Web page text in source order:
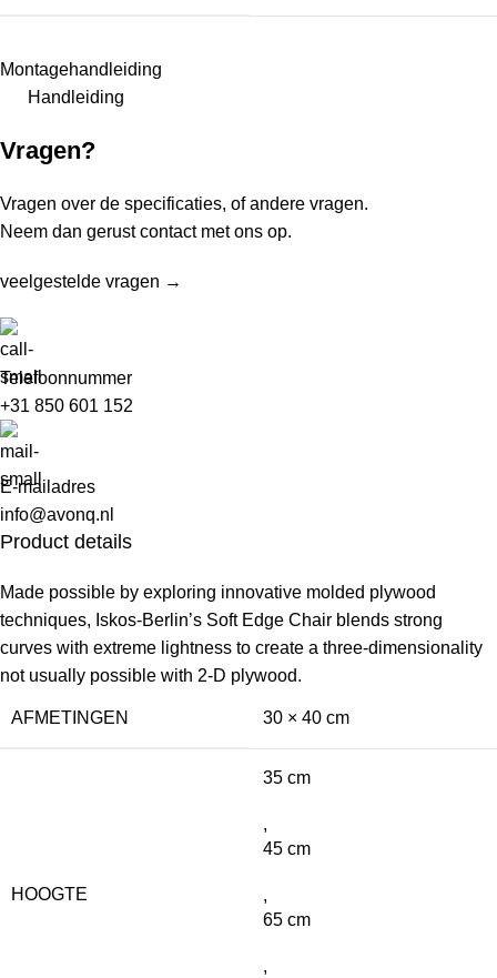
Montagehandleiding
Handleiding
Vragen?
Vragen over de specificaties, of andere vragen.
Neem dan gerust contact met ons op.
veelgestelde vragen →
Telefoonnummer
+31 850 601 152
E-mailadres
info@avonq.nl
Product details
Made possible by exploring innovative molded plywood
techniques, Iskos-Berlin’s Soft Edge Chair blends strong
curves with extreme lightness to create a three-dimensionality
not usually possible with 2-D plywood.
AFMETINGEN 30 × 40 cm
HOOGTE
35 cm
,
45 cm
,
65 cm
,